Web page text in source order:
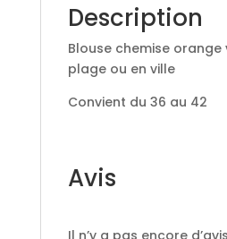
Description
Blouse chemise
plage ou en ville
Convient du 36 au 42
Avis
Il n’y a pas encore